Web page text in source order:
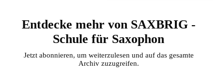
Entdecke mehr von SAXBRIG -
Schule für Saxophon
Jetzt abonnieren, um weiterzulesen und auf das gesamte
Archiv zuzugreifen.